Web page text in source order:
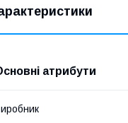
атрибути